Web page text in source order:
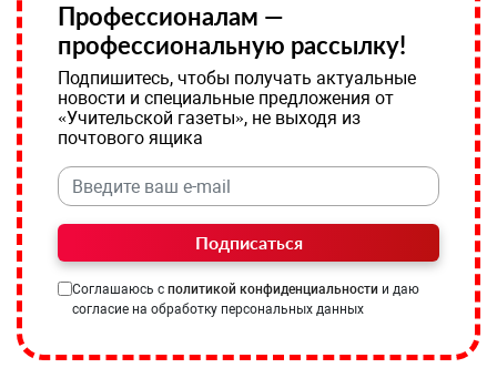
Профессионалам —
профессиональную рассылку!
Подпишитесь, чтобы получать актуальные
новости и специальные предложения от
«Учительской газеты», не выходя из
почтового ящика
Подписаться
Соглашаюсь с политикой конфиденциальности и даю
согласие на обработку персональных данных